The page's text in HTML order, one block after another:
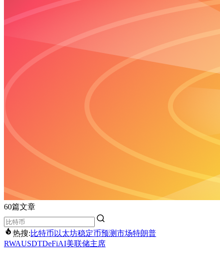
60篇文章
热搜:比特币 以太坊稳定币预测市场特朗普
RWAUSDTDeFiAI美联储主席